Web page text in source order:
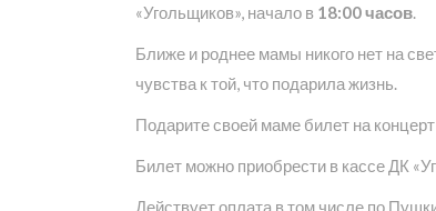
«Угольщиков», начало в 18:00 часов.
Ближе и роднее мамы никого нет на
чувства к той, что подарила жизнь.
Подарите своей маме билет на
Билет можно приобрести в кассе ДК
Действует оплата в том числе по